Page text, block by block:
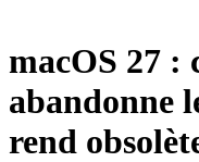
macOS 27 :
abandonne
rend